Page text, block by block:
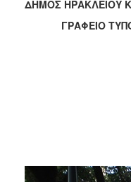
2020
2019
2011
ΔΗΜΟΣ ΗΡΑΚΛΕΙΟΥ
ΓΡΑΦΕΙΟ